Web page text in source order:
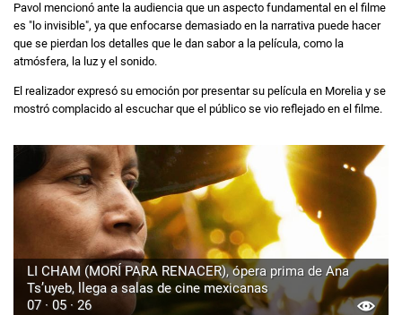
Pavol mencionó ante la audiencia que un aspecto fundamental en el filme
es "lo invisible", ya que enfocarse demasiado en la narrativa puede hacer
que se pierdan los detalles que le dan sabor a la película, como la
atmósfera, la luz y el sonido.
El realizador expresó su emoción por presentar su película en Morelia y se
mostró complacido al escuchar que el público se vio reflejado en el filme.
LI CHAM (MORÍ PARA RENACER), ópera prima de Ana
Ts’uyeb, llega a salas de cine mexicanas
07 · 05 · 26